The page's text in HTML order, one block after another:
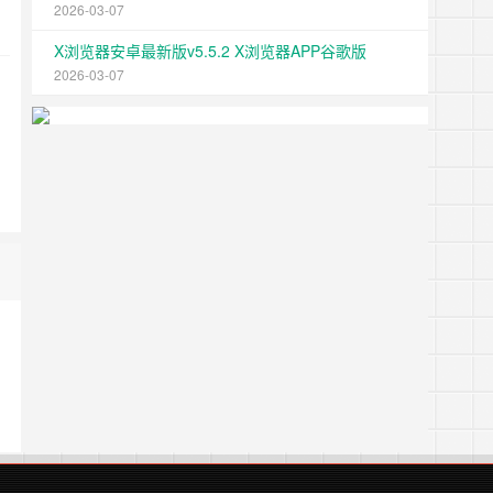
2026-03-07
X浏览器安卓最新版v5.5.2 X浏览器APP谷歌版
2026-03-07